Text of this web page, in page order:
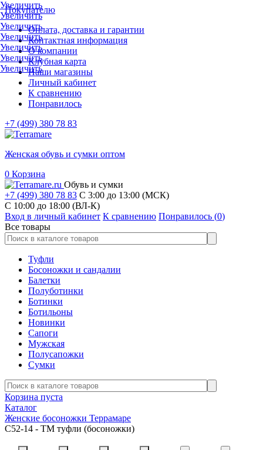
Покупателю
Оплата, доставка и гарантии
Контактная информация
О компании
Клубная карта
Наши магазины
Личный кабинет
К сравнению
Понравилось
+7 (499) 380 78 83
Женская обувь и сумки оптом
0 Корзина
Обувь и сумки
+7 (499) 380 78 83 С 3:00 до 13:00 (МСК)
C 10:00 до 18:00 (ВЛ-К)
Вход в личный кабинет К сравнению Понравилось (0)
Все товары
Туфли
Босоножки и сандалии
Балетки
Полуботинки
Ботинки
Ботильоны
Новинки
Сапоги
Мужская
Полусапожки
Сумки
Корзина пуста
Каталог
Женские босоножки Террамаре
С52-14 - ТМ туфли (босоножки)
Увеличить
Увеличить
Увеличить
Увеличить
Увеличить
Увеличить
Увеличить